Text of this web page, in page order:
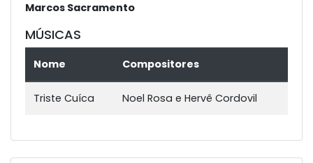
Marcos Sacramento
MÚSICAS
Nome Compositores
Triste Cuíca Noel Rosa e Hervê Cordovil